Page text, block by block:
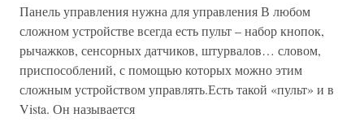
Панель управления нужна для управления В любом
сложном устройстве всегда есть пульт – набор кнопок,
рычажков, сенсорных датчиков, штурвалов… словом,
приспособлений, с помощью которых можно этим
сложным устройством управлять.Есть такой «пульт» и в
Vista. Он называется